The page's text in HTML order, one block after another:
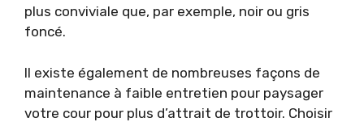
plus conviviale que, par exemple, noir ou gris
foncé.
Il existe également de nombreuses façons de
maintenance à faible entretien pour paysager
votre cour pour plus d’attrait de trottoir. Choisir